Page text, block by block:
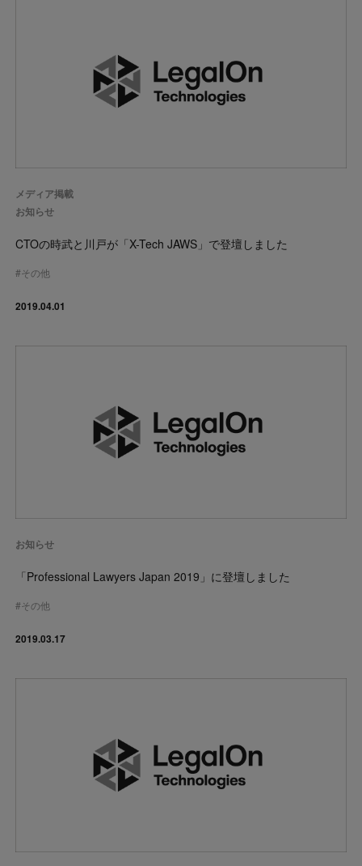
メディア掲載
お知らせ
CTOの時武と川戸が「X-Tech JAWS」で登壇しました
#その他
2019.04.01
お知らせ
「Professional Lawyers Japan 2019」に登壇しました
#その他
2019.03.17